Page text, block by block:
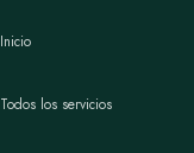
Inicio
Todos los servicios